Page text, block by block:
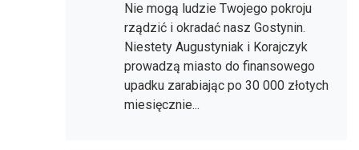
Nie mogą ludzie Twojego pokroju
rządzić i okradać nasz Gostynin.
Niestety Augustyniak i Korajczyk
prowadzą miasto do finansowego
upadku zarabiając po 30 000 złotych
miesięcznie...